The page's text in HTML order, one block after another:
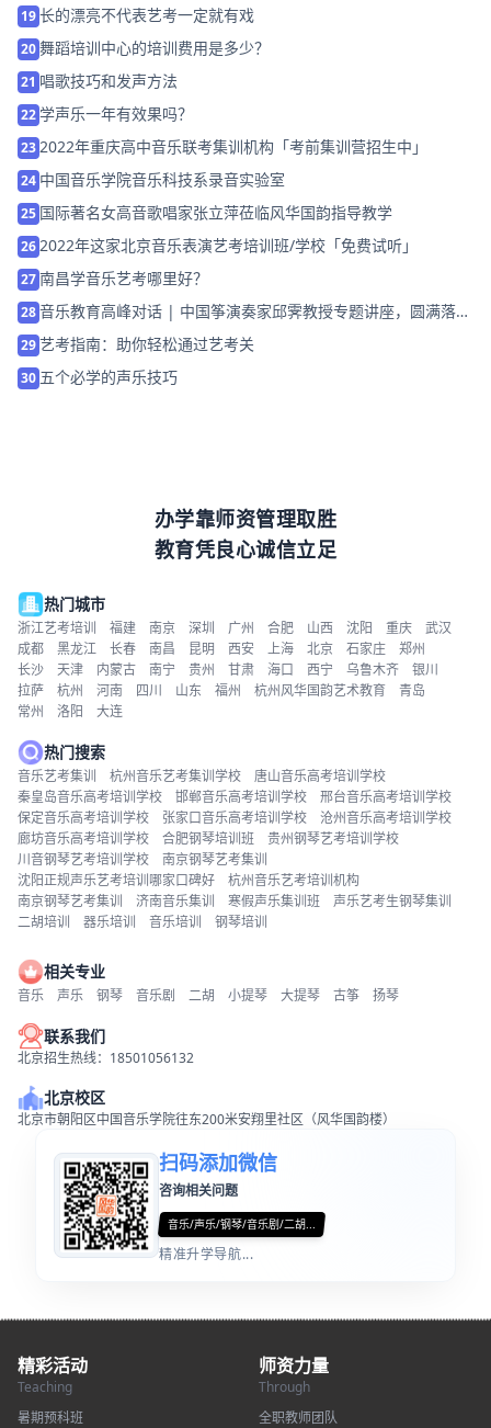
19长的漂亮不代表艺考一定就有戏
20舞蹈培训中心的培训费用是多少？
21 唱歌技巧和发声方法
22学声乐一年有效果吗？
23 2022年重庆高中音乐联考集训机构「考前集训营招生中」
24 中国音乐学院音乐科技系录音实验室
25 国际著名女高音歌唱家张立萍莅临风华国韵指导教学
26 2022年这家北京音乐表演艺考培训班/学校「免费试听」
27南昌学音乐艺考哪里好？
28音乐教育高峰对话 | 中国筝演奏家邱霁教授专题讲座，圆满落
幕！
29艺考指南：助你轻松通过艺考关
30 五个必学的声乐技巧
办学靠师资管理取胜
教育凭良心诚信立足
热门城市
浙江艺考培训 福建 南京 深圳 广州 合肥 山西 沈阳 重庆
武汉
成都
黑龙江 长春 南昌 昆明 西安 上海 北京 石家庄
郑州
长沙
天津 内蒙古 南宁 贵州 甘肃 海口 西宁 乌鲁木齐
银川
拉萨
杭州 河南 四川 山东 福州 杭州风华国韵艺术教育
青岛
常州
洛阳 大连
热门搜索
音乐艺考集训 杭州音乐艺考集训学校
唐山音乐高考培训学校
秦皇岛音乐高考培训学校
邯郸音乐高考培训学校
邢台音乐高考培训学校
保定音乐高考培训学校
张家口音乐高考培训学校
沧州音乐高考培训学校
廊坊音乐高考培训学校
合肥钢琴培训班
贵州钢琴艺考培训学校
川音钢琴艺考培训学校
南京钢琴艺考集训
沈阳正规声乐艺考培训哪家口碑好
杭州音乐艺考培训机构
南京钢琴艺考集训
济南音乐集训 寒假声乐集训班
声乐艺考生钢琴集训
二胡培训
器乐培训 音乐培训 钢琴培训
相关专业
音乐 声乐 钢琴 音乐剧 二胡 小提琴 大提琴 古筝 扬琴
联系我们
北京招生热线：18501056132
北京校区
北京市朝阳区中国音乐学院往东200米安翔里社区（风华国韵楼）
扫码添加微信
咨询相关问题
音乐/声乐/钢琴/音乐剧/二胡...
精准升学导航...
精彩活动
Teaching
暑期预科班
师资力量
Through
全职教师团队